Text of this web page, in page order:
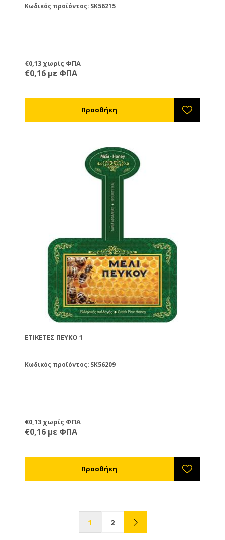
Κωδικός προϊόντος: SK56215
€0,13 χωρίς ΦΠΑ
€0,16 με ΦΠΑ
ΕΤΙΚΈΤΕΣ ΠΕΎΚΟ 1
Κωδικός προϊόντος: SK56209
€0,13 χωρίς ΦΠΑ
€0,16 με ΦΠΑ
1 2